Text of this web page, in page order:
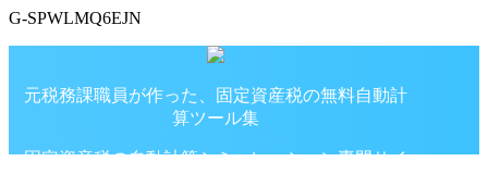
G-SPWLMQ6EJN
元税務課職員が作った、固定資産税の無料自動計
算ツール集
固定資産税の自動計算シミュレーション専門サイ